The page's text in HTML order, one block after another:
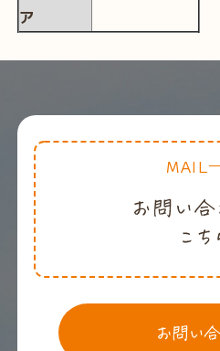
ア
MAIL